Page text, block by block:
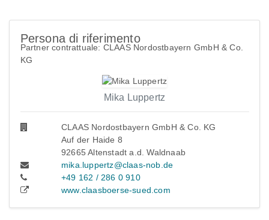
Persona di riferimento
Partner contrattuale: CLAAS Nordostbayern GmbH & Co.
KG
Mika Luppertz
CLAAS Nordostbayern GmbH & Co. KG
Auf der Haide 8
92665 Altenstadt a.d. Waldnaab
mika.luppertz@claas-nob.de
+49 162 / 286 0 910
www.claasboerse-sued.com